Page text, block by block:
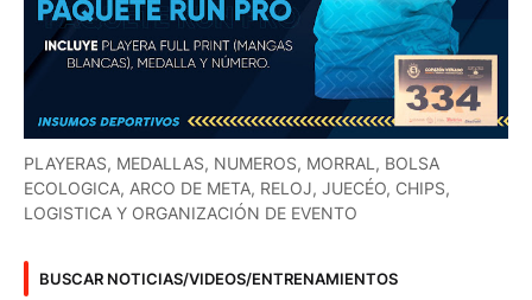
PLAYERAS, MEDALLAS, NUMEROS, MORRAL, BOLSA
ECOLOGICA, ARCO DE META, RELOJ, JUECÉO, CHIPS,
LOGISTICA Y ORGANIZACIÓN DE EVENTO
BUSCAR NOTICIAS/VIDEOS/ENTRENAMIENTOS